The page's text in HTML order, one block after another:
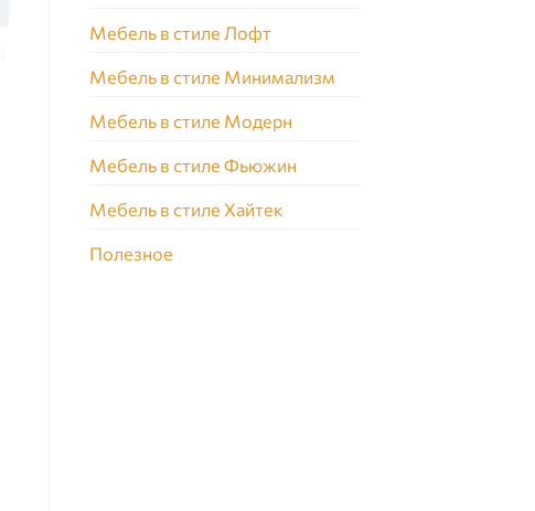
Мебель в стиле Лофт
Мебель в стиле Минимализм
Мебель в стиле Модерн
Мебель в стиле Фьюжин
Мебель в стиле Хайтек
Полезное